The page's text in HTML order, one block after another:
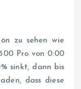
zu sehen wie
Pro von 0:00
sinkt, dann bis
dass diese